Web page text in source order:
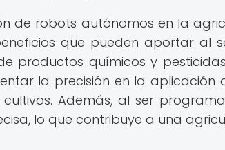
de robots autónomos en la
que pueden aportar al
productos químicos y
la precisión en la aplicación
Además, al ser
lo que contribuye a una